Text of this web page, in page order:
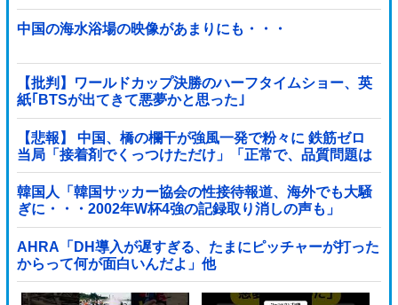
中国の海水浴場の映像があまりにも・・・
【批判】ワールドカップ決勝のハーフタイムショー、英
紙｢BTSが出てきて悪夢かと思った｣
【悲報】 中国、橋の欄干が強風一発で粉々に 鉄筋ゼロ
当局「接着剤でくっつけただけ」「正常で、品質問題は
ない」
韓国人「韓国サッカー協会の性接待報道、海外でも大騒
ぎに・・・2002年W杯4強の記録取り消しの声も」
→「マジで国の恥だ」「2002年まで疑う価値があ...
AHRA「DH導入が遅すぎる、たまにピッチャーが打った
からって何が面白いんだよ」他